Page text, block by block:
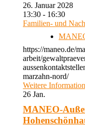
26. Januar 2028
13:30 - 16:30
Familien- und
https://maneo.de/
arbeit/
marzahn-nord/
Weitere
26 Jan.
MANEO-